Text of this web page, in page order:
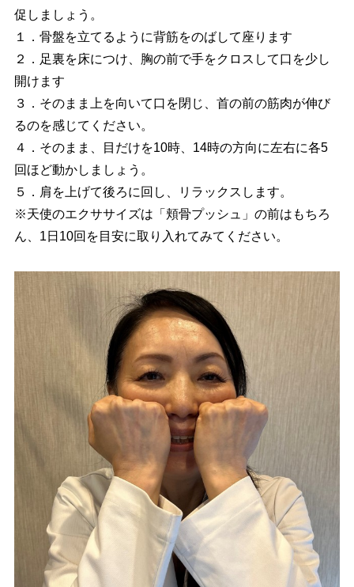
促しましょう。
１．骨盤を立てるように背筋をのばして座ります
２．足裏を床につけ、胸の前で手をクロスして口を少し
開けます
３．そのまま上を向いて口を閉じ、首の前の筋肉が伸び
るのを感じてください。
４．そのまま、目だけを10時、14時の方向に左右に各5
回ほど動かしましょう。
５．肩を上げて後ろに回し、リラックスします。
※天使のエクササイズは「頬骨プッシュ」の前はもちろ
ん、1日10回を目安に取り入れてみてください。